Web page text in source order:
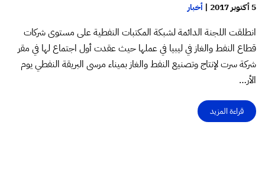
5 أكتوبر 2017 | أخبار
انطلقت اللجنة الدائمة لشبكة المكتبات النفطية على مستوى شركات
قطاع النفط والغاز في ليبيا في عملها حيث عقدت أول اجتماع لها في مقر
شركة سرت لإنتاج وتصنيع النفط والغاز بميناء مرسى البريقة النفطي يوم
الأر…
قراءة المزيد